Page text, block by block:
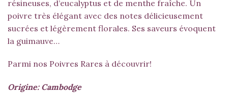
résineuses, d’eucalyptus et de menthe fraîche. Un
poivre très élégant avec des notes délicieusement
sucrées et légèrement florales. Ses saveurs évoquent
la guimauve…
Parmi nos Poivres Rares à découvrir!
Origine: Cambodge